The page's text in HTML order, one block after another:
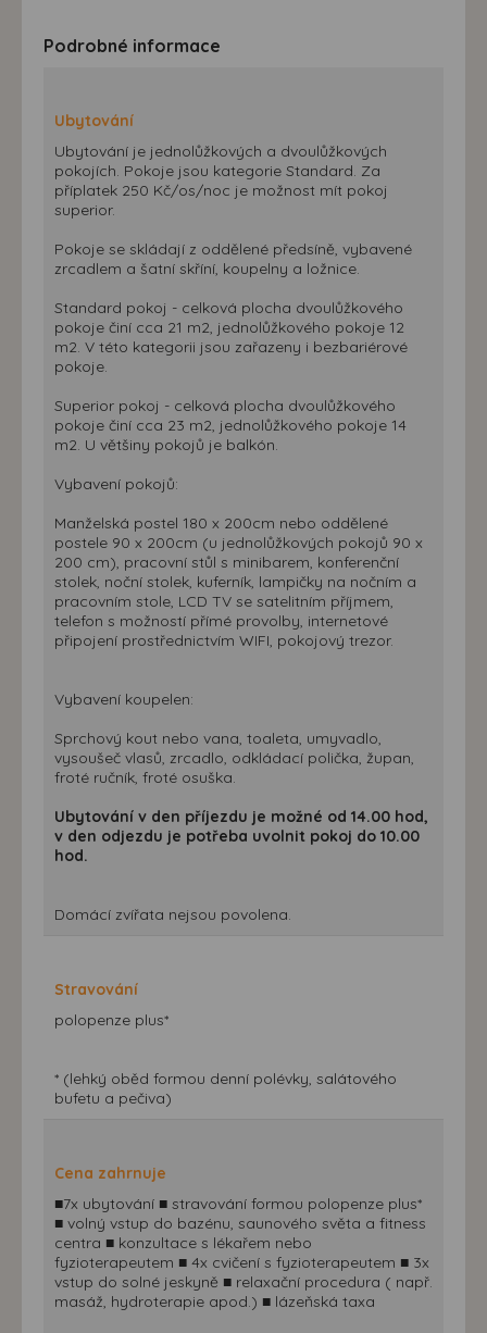
Podrobné informace
Ubytování
Ubytování je jednolůžkových a dvoulůžkových
pokojích. Pokoje jsou kategorie Standard. Za
příplatek 250 Kč/os/noc je možnost mít pokoj
superior.
Pokoje se skládají z oddělené předsíně, vybavené
zrcadlem a šatní skříní, koupelny a ložnice.
Standard pokoj - celková plocha dvoulůžkového
pokoje činí cca 21 m2, jednolůžkového pokoje 12
m2. V této kategorii jsou zařazeny i bezbariérové
pokoje.
Superior pokoj - celková plocha dvoulůžkového
pokoje činí cca 23 m2, jednolůžkového pokoje 14
m2. U většiny pokojů je balkón.
Vybavení pokojů:
Manželská postel 180 x 200cm nebo oddělené
postele 90 x 200cm (u jednolůžkových pokojů 90 x
200 cm), pracovní stůl s minibarem, konferenční
stolek, noční stolek, kuferník, lampičky na nočním a
pracovním stole, LCD TV se satelitním příjmem,
telefon s možností přímé provolby, internetové
připojení prostřednictvím WIFI, pokojový trezor.
Vybavení koupelen:
Sprchový kout nebo vana, toaleta, umyvadlo,
vysoušeč vlasů, zrcadlo, odkládací polička, župan,
froté ručník, froté osuška.
Ubytování v den příjezdu je možné od 14.00 hod,
v den odjezdu je potřeba uvolnit pokoj do 10.00
hod.
Domácí zvířata nejsou povolena.
Stravování
polopenze plus*
* (lehký oběd formou denní polévky, salátového
bufetu a pečiva)
Cena zahrnuje
■7x ubytování ■ stravování formou polopenze plus*
■ volný vstup do bazénu, saunového světa a fitness
centra ■ konzultace s lékařem nebo
fyzioterapeutem ■ 4x cvičení s fyzioterapeutem ■ 3x
vstup do solné jeskyně ■ relaxační procedura ( např.
masáž, hydroterapie apod.) ■ lázeňská taxa